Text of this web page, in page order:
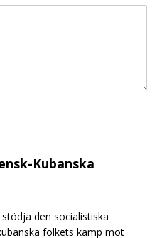
Kubanska
den socialistiska
folkets kamp mot